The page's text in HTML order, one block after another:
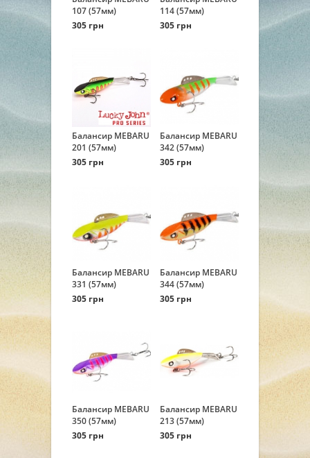
107 (57мм)
305 грн
114 (57мм)
305 грн
Балансир MEBARU
201 (57мм)
305 грн
Балансир MEBARU
342 (57мм)
305 грн
Балансир MEBARU
331 (57мм)
305 грн
Балансир MEBARU
344 (57мм)
305 грн
Балансир MEBARU
350 (57мм)
305 грн
Балансир MEBARU
213 (57мм)
305 грн